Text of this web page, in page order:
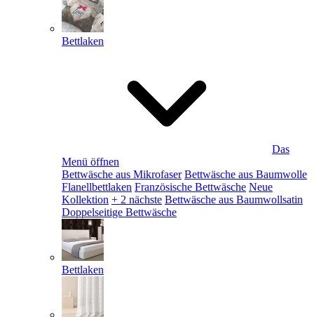
Bettlaken
Das
Menü öffnen
Bettwäsche aus Mikrofaser Bettwäsche aus Baumwolle
Flanellbettlaken Französische Bettwäsche Neue
Kollektion + 2 nächste Bettwäsche aus Baumwollsatin
Doppelseitige Bettwäsche
Bettlaken